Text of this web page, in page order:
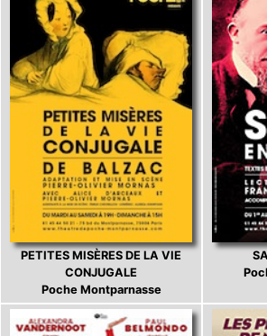
PETITES MISÈRES DE LA VIE
CONJUGALE
Poche Montparnasse